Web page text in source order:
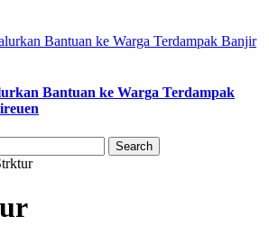
Bantuan ke Warga Terdampak